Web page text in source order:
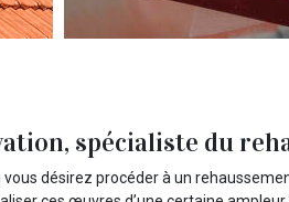
spécialiste du
désirez procéder à un